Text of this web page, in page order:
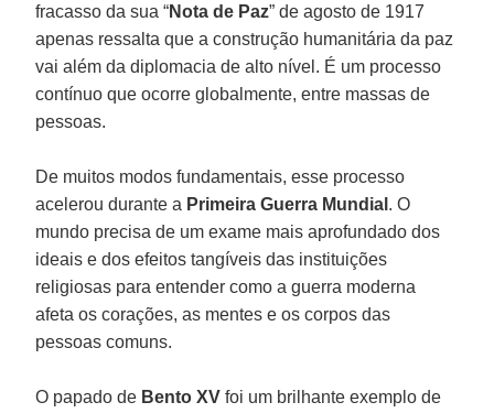
fracasso da sua “Nota de Paz” de agosto de 1917
apenas ressalta que a construção humanitária da paz
vai além da diplomacia de alto nível. É um processo
contínuo que ocorre globalmente, entre massas de
pessoas.
De muitos modos fundamentais, esse processo
acelerou durante a Primeira Guerra Mundial . O
mundo precisa de um exame mais aprofundado dos
ideais e dos efeitos tangíveis das instituições
religiosas para entender como a guerra moderna
afeta os corações, as mentes e os corpos das
pessoas comuns.
O papado de Bento XV foi um brilhante exemplo de